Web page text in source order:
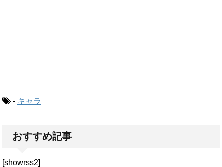
- キャラ
おすすめ記事
[showrss2]